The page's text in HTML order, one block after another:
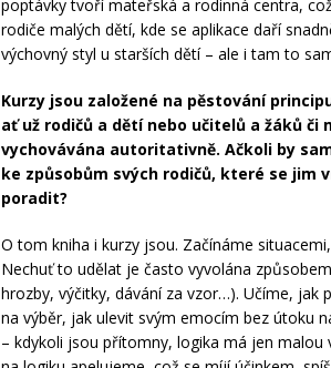
poptávky tvoří mateřská a rodinná centra,
rodiče malých dětí, kde se aplikace daří
výchovný styl u starších dětí – ale i tam to
Kurzy jsou založené na pěstování
ať už rodičů a dětí nebo učitelů a žáků či
vychovávána autoritativně. Ačkoli by
ke způsobům svých rodičů, které se jim
poradit?
O tom kniha i kurzy jsou. Začínáme
Nechuť to udělat je často vyvolána
hrozby, výčitky, dávání za vzor…). Učíme, jak
na výběr, jak ulevit svým emocím bez útoku
– kdykoli jsou přítomny, logika má jen malou